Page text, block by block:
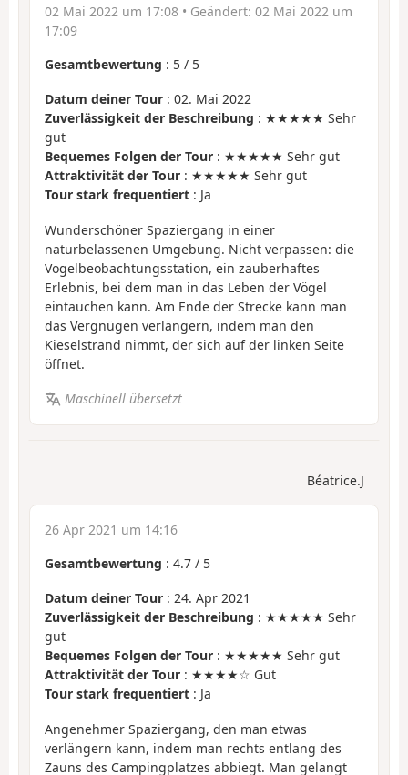
02 Mai 2022 um 17:08 • Geändert: 02 Mai 2022 um
17:09
Gesamtbewertung : 5 / 5
Datum deiner Tour : 02. Mai 2022
Zuverlässigkeit der Beschreibung : ★★★★★ Sehr
gut
Bequemes Folgen der Tour : ★★★★★ Sehr gut
Attraktivität der Tour : ★★★★★ Sehr gut
Tour stark frequentiert : Ja
Wunderschöner Spaziergang in einer
naturbelassenen Umgebung. Nicht verpassen: die
Vogelbeobachtungsstation, ein zauberhaftes
Erlebnis, bei dem man in das Leben der Vögel
eintauchen kann. Am Ende der Strecke kann man
das Vergnügen verlängern, indem man den
Kieselstrand nimmt, der sich auf der linken Seite
öffnet.
Maschinell übersetzt
Béatrice.J
26 Apr 2021 um 14:16
Gesamtbewertung : 4.7 / 5
Datum deiner Tour : 24. Apr 2021
Zuverlässigkeit der Beschreibung : ★★★★★ Sehr
gut
Bequemes Folgen der Tour : ★★★★★ Sehr gut
Attraktivität der Tour : ★★★★☆ Gut
Tour stark frequentiert : Ja
Angenehmer Spaziergang, den man etwas
verlängern kann, indem man rechts entlang des
Zauns des Campingplatzes abbiegt. Man gelangt